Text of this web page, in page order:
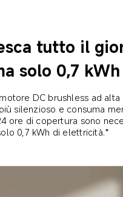
tutto il
solo 0,7 kWh
DC brushless ad alta
silenzioso e consuma
ore di copertura sono
0,7 kWh di elettricità.*